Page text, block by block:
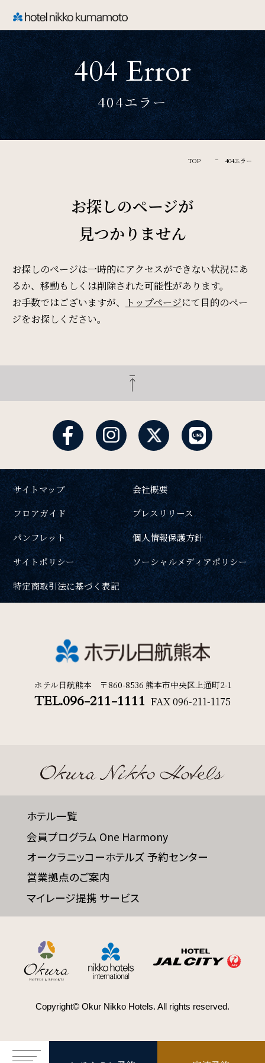
CLOSE
TOP
Welcome
Rooms
Restaurant & Lounge
レストラン&ラウンジ
Banquet
Access
アクセス
Sightseeing
周辺観光
Gallery
フォトギャラリー
One Harmony
FAQ
SDGs
SDGsへの取り組み
Recruit
Contact
オンラインショップ
ご宿泊日を検索
宿泊予約 航空券付き
チェックイン日 - チェックアウト日
一部屋あたりのご利用人数
404 Error
404エラー
TOP 404エラー
お探しのページが
見つかりません
お探しのページは一時的にアクセスができない状況にあ
るか、移動もしくは削除された可能性があります。
お手数ではございますが、
トップページにて目的のペー
ジをお探しください。
サイトマップ
会社概要
フロアガイド
プレスリリース
パンフレット
個人情報保護方針
サイトポリシー
ソーシャルメディアポリシー
特定商取引法に基づく表記
ホテル日航熊本 〒860-8536 熊本市中央区上通町2-1
TEL.096-211-1111 FAX096-211-1175
ホテル一覧
会員プログラム One Harmony
オークラニッコーホテルズ 予約センター
営業拠点のご案内
マイレージ提携 サービス
Copyright© Okur Nikko Hotels. All rights reserved.